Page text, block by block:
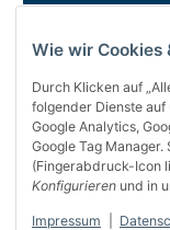
Wie wir Cookies
Durch Klicken auf
folgender Dienste auf
Google Analytics,
Google Tag
(Fingerabdruck-Icon
Konfigurieren und in
Impressum
Über uns
Informationen